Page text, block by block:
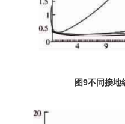
图9不同接地